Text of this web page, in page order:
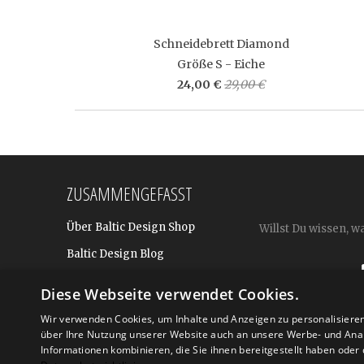
Schneidebrett Diamond
Größe S - Eiche
24,00 € 29,00 €
ZUSAMMENGEFASST
Über Baltic Design Shop
Baltic Design Blog
Für BtoB: Design Geschenke
Shop
Willst Du wissen,
Diese Webseite verwendet Cookies.
Wir verwenden Cookies, um Inhalte und Anzeigen zu
über Ihre Nutzung unserer Website auch an unsere Werbe- und
Informationen kombinieren, die Sie ihnen bereitgestellt haben